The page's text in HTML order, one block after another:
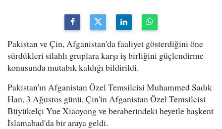
Pakistan ve Çin, Afganistan'da faaliyet gösterdiğini öne
sürdükleri silahlı gruplara karşı iş birliğini güçlendirme
konusunda mutabık kaldığı bildirildi.
Pakistan'ın Afganistan Özel Temsilcisi Muhammed Sadık
Han, 3 Ağustos günü, Çin'in Afganistan Özel Temsilcisi
Büyükelçi Yue Xiaoyong ve beraberindeki heyetle başkent
İslamabad'da bir araya geldi.